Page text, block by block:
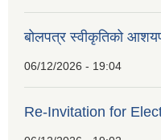
बोलपत्र स्वीकृतिको
06/12/2026 - 19:04
Re-Invitation for